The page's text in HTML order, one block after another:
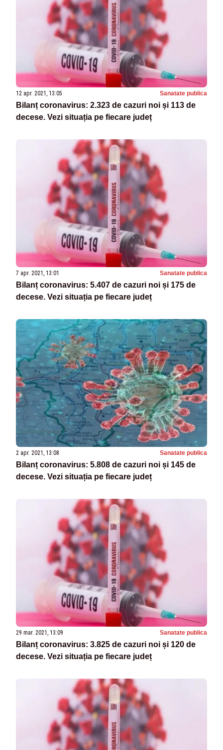
12 apr. 2021, 13:05 Sanatate publica
Bilanț coronavirus: 2.323 de cazuri noi și 113 de
decese. Vezi situația pe fiecare județ
7 apr. 2021, 13:01 Sanatate publica
Bilanț coronavirus: 5.407 de cazuri noi și 175 de
decese. Vezi situația pe fiecare județ
2 apr. 2021, 13:08 Sanatate publica
Bilanț coronavirus: 5.808 de cazuri noi și 145 de
decese. Vezi situația pe fiecare județ
29 mar. 2021, 13:09 Sanatate publica
Bilanț coronavirus: 3.825 de cazuri noi și 120 de
decese. Vezi situația pe fiecare județ